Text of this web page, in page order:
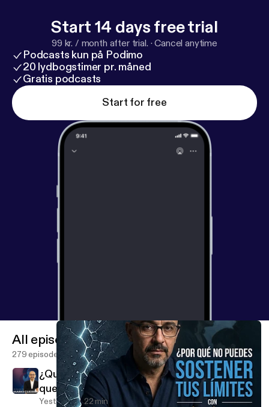
Start 14 days free trial
99 kr. / month after trial. ·Cancel anytime
Podcasts kun på Podimo
20 lydbogstimer pr. måned
Gratis podcasts
Start for free
All episodes
279 episodes
¿Qué significa realmente aceptar? (No es lo
que crees)
Yesterday 22 min